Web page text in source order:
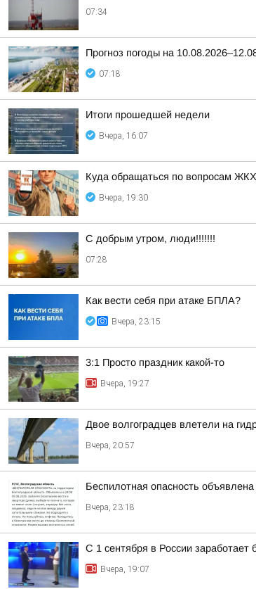
07:34
Прогноз погоды на
07:18
Итоги прошедшей недели
Вчера, 16:07
Куда обращаться по вопросам
Вчера, 19:30
С добрым утром, люди!!!!!!!
07:28
Как вести себя при атаке БПЛА?
Вчера, 23:15
3:1 Просто праздник какой-то
Вчера, 19:27
Двое волгоградцев влетели на
Вчера, 20:57
Беспилотная опасность
Вчера, 23:18
С 1 сентября в России заработает
Вчера, 19:07